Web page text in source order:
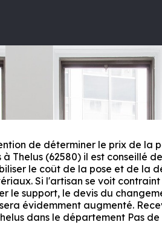
de déterminer le prix de la
à Thelus (62580) il est conseillé de
le coût de la pose et de la
Si l'artisan se voit
le support, le devis du
évidemment augmenté.
dans le département Pas